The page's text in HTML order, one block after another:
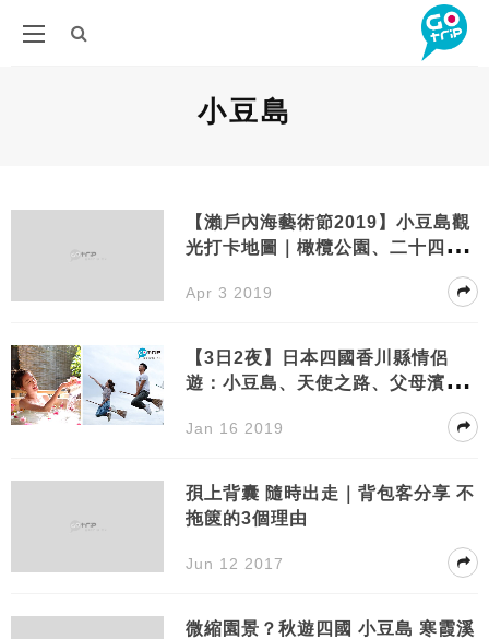
小豆島
【瀨戶內海藝術節2019】小豆島觀
光打卡地圖｜橄欖公園、二十四の
Apr 3 2019
【3日2夜】日本四國香川縣情侶
遊：小豆島、天使之路、父母濱天
Jan 16 2019
孭上背囊 隨時出走｜背包客分享 不
拖篋的3個理由
Jun 12 2017
微縮園景？秋遊四國 小豆島 寒霞溪